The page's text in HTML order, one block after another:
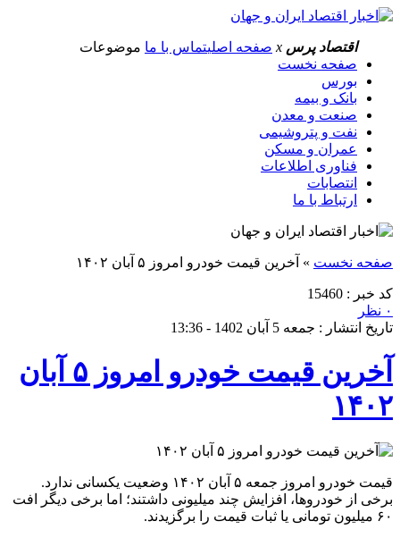
اقتصاد پرس x صفحه اصلیتماس با ما موضوعات
صفحه نخست
بورس
بانک و بیمه
صنعت و معدن
نفت و پتروشیمی
عمران و مسکن
فناوری اطلاعات
انتصابات
ارتباط با ما
صفحه نخست » آخرین قیمت خودرو امروز ۵ آبان ۱۴۰۲
کد خبر : 15460
۰ نظر
تاریخ انتشار : جمعه 5 آبان 1402 - 13:36
آخرین قیمت خودرو امروز ۵ آبان
۱۴۰۲
قیمت خودرو امروز جمعه ۵ آبان ۱۴۰۲ وضعیت یکسانی ندارد.
برخی از خودروها، افزایش چند میلیونی داشتند؛ اما برخی دیگر افت
۶۰ میلیون تومانی یا ثبات قیمت را برگزیدند.